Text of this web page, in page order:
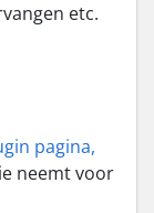
etc.
pagina,
neemt voor